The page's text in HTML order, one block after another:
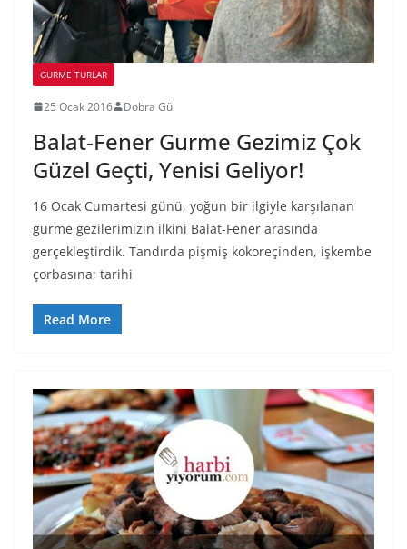
GURME TURLAR
25 Ocak 2016 Dobra Gül
Balat-Fener Gurme Gezimiz Çok
Güzel Geçti, Yenisi Geliyor!
16 Ocak Cumartesi günü, yoğun bir ilgiyle karşılanan
gurme gezilerimizin ilkini Balat-Fener arasında
gerçekleştirdik. Tandırda pişmiş kokoreçinden, işkembe
çorbasına; tarihi
Read More